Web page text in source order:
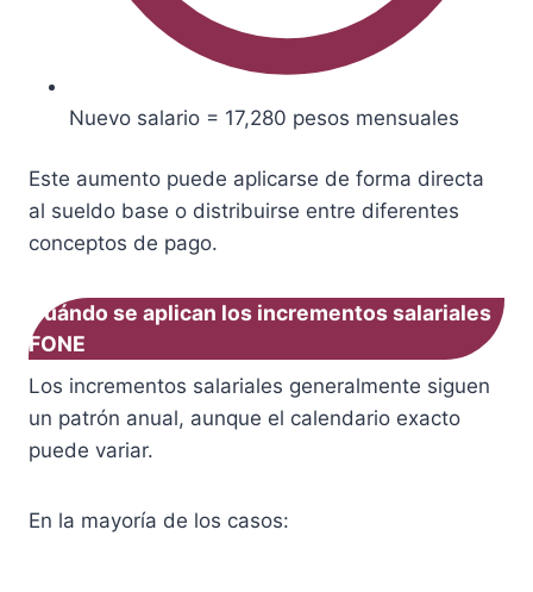
Nuevo salario = 17,280 pesos mensuales
Este aumento puede aplicarse de forma directa
al sueldo base o distribuirse entre diferentes
conceptos de pago.
Cuándo se aplican los incrementos salariales
FONE
Los incrementos salariales generalmente siguen
un patrón anual, aunque el calendario exacto
puede variar.
En la mayoría de los casos: